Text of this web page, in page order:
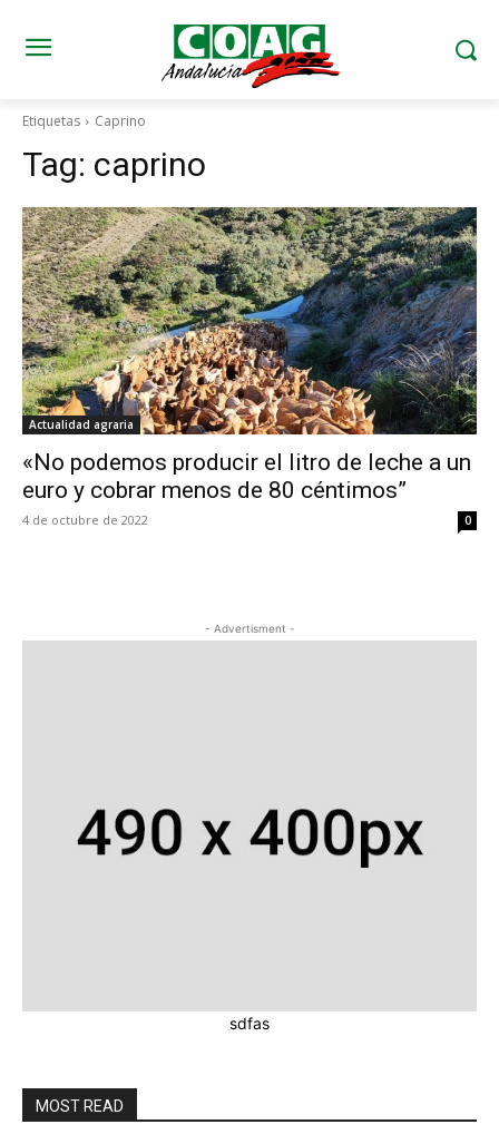
Etiquetas Caprino
Tag: caprino
Actualidad agraria
«No podemos producir el litro de leche a un
euro y cobrar menos de 80 céntimos”
4 de octubre de 2022 0
- Advertisment -
sdfas
MOST READ